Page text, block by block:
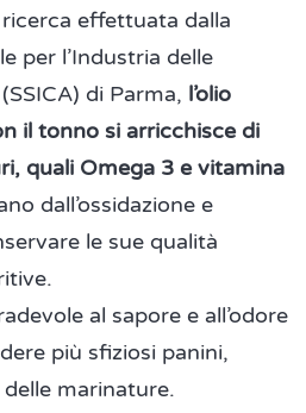
effettuata dalla
per l’Industria delle
di Parma, l’olio
il tonno si arricchisce di
quali Omega 3 e vitamina
dall’ossidazione e
le sue qualità
al sapore e all’odore
più sfiziosi panini,
marinature.